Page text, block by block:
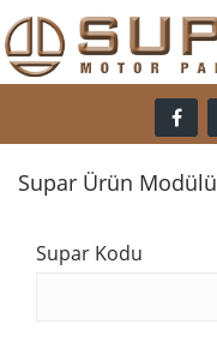
Supar Ürün Modülü
Supar Kodu